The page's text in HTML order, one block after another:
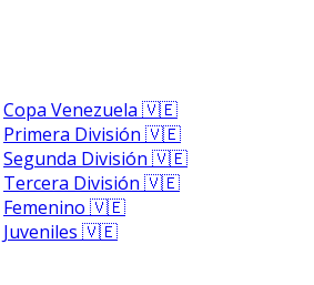
Copa Venezuela 🇻🇪
Primera División 🇻🇪
Segunda División 🇻🇪
Tercera División 🇻🇪
Femenino 🇻🇪
Juveniles 🇻🇪